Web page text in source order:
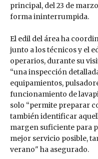
principal, del 23 de
forma ininterrumpida.
El edil del área ha
junto a los técnicos y el
operarios, durante su
“una inspección
equipamientos,
funcionamiento de
solo “permite preparar
también identificar
margen suficiente para
mejor servicio posible,
verano" ha asegurado.